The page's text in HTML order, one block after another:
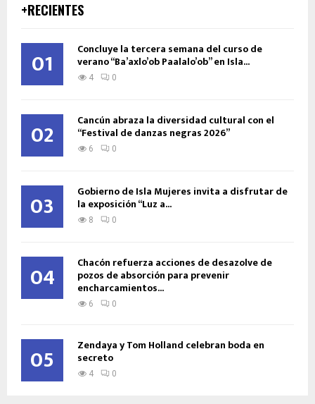
+RECIENTES
01 Concluye la tercera semana del curso de
verano “Ba’axlo’ob Paalalo’ob” en Isla...
4 0
02 Cancún abraza la diversidad cultural con el
“Festival de danzas negras 2026”
6 0
03 Gobierno de Isla Mujeres invita a disfrutar de
la exposición “Luz a...
8 0
04 Chacón refuerza acciones de desazolve de
pozos de absorción para prevenir
encharcamientos...
6 0
05 Zendaya y Tom Holland celebran boda en
secreto
4 0